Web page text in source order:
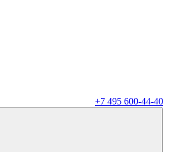
+7 495 600-44-40